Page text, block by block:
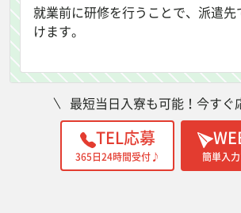
就業前に研修を行うことで、派遣
けます。
最短当日入寮も可能！今すぐ
簡単入
TEL応募
365日24時間受付♪